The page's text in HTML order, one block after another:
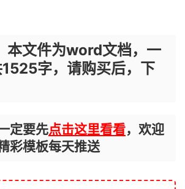
本文件为word文档，一
字，请购买后，下
定要先点击这里看看，欢迎
彩模板每天推送